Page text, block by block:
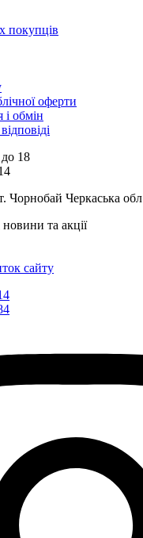
покупців
оферти
обмін
до 18
Чорнобай Черкаська
та акції
сайту